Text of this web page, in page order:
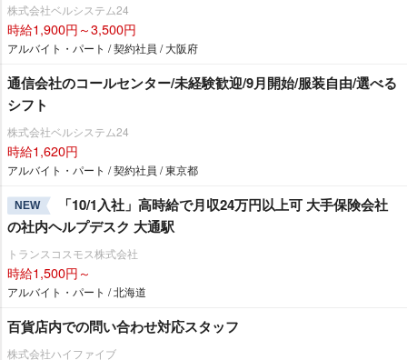
株式会社ベルシステム24
時給1,900円～3,500円
アルバイト・パート / 契約社員 / 大阪府
通信会社のコールセンター/未経験歓迎/9月開始/服装自由/選べる
シフト
株式会社ベルシステム24
時給1,620円
アルバイト・パート / 契約社員 / 東京都
NEW
「10/1入社」高時給で月収24万円以上可 大手保険会社
の社内ヘルプデスク 大通駅
トランスコスモス株式会社
時給1,500円～
アルバイト・パート / 北海道
百貨店内での問い合わせ対応スタッフ
株式会社ハイファイブ